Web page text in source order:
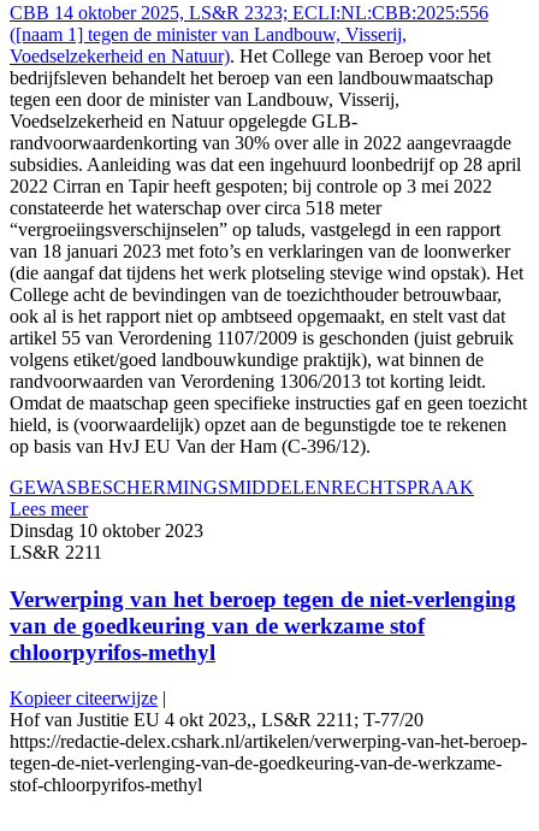
CBB 14 oktober 2025, LS&R 2323; ECLI:NL:CBB:2025:556
([naam 1] tegen de minister van Landbouw, Visserij,
Voedselzekerheid en Natuur). Het College van Beroep voor het
bedrijfsleven behandelt het beroep van een landbouwmaatschap
tegen een door de minister van Landbouw, Visserij,
Voedselzekerheid en Natuur opgelegde GLB-
randvoorwaardenkorting van 30% over alle in 2022 aangevraagde
subsidies. Aanleiding was dat een ingehuurd loonbedrijf op 28 april
2022 Cirran en Tapir heeft gespoten; bij controle op 3 mei 2022
constateerde het waterschap over circa 518 meter
“vergroeiingsverschijnselen” op taluds, vastgelegd in een rapport
van 18 januari 2023 met foto’s en verklaringen van de loonwerker
(die aangaf dat tijdens het werk plotseling stevige wind opstak). Het
College acht de bevindingen van de toezichthouder betrouwbaar,
ook al is het rapport niet op ambtseed opgemaakt, en stelt vast dat
artikel 55 van Verordening 1107/2009 is geschonden (juist gebruik
volgens etiket/goed landbouwkundige praktijk), wat binnen de
randvoorwaarden van Verordening 1306/2013 tot korting leidt.
Omdat de maatschap geen specifieke instructies gaf en geen toezicht
hield, is (voorwaardelijk) opzet aan de begunstigde toe te rekenen
op basis van HvJ EU Van der Ham (C-396/12).
GEWASBESCHERMINGSMIDDELENRECHTSPRAAK
Lees meer
Dinsdag 10 oktober 2023
LS&R 2211
Verwerping van het beroep tegen de niet-verlenging
van de goedkeuring van de werkzame stof
chloorpyrifos-methyl
Kopieer citeerwijze |
Hof van Justitie EU 4 okt 2023,, LS&R 2211; T-77/20
https://redactie-delex.cshark.nl/artikelen/verwerping-van-het-beroep-
tegen-de-niet-verlenging-van-de-goedkeuring-van-de-werkzame-
stof-chloorpyrifos-methyl